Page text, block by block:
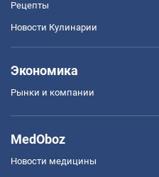
Рецепты
Новости Кулинарии
Экономика
Рынки и компании
MedOboz
Новости медицины